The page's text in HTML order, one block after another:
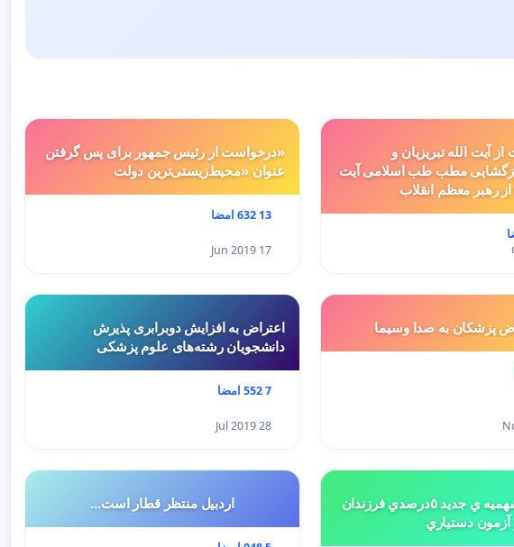
آیت الله تبریزیان و
مطب طب اسلامی آیت
«درخواست از رئیس جمهور برای پس گرفتن
عنوان «محیط‌زیستی‌ترین دولت
13 632 امضا
17 Jun 2019
پزشكان به صدا وسيما
اعتراض به افزایش دوبرابری پذیرش
دانشجویان رشته‌های علوم پزشکی
7 552 امضا
28 Jul 2019
اعتراض به سهميه ي جديد ٥درصدي فرزندان
آزمون دستياري
اردبیل منتظر قطار است...